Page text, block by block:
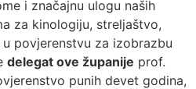
i značajnu ulogu naših
za kinologiju, streljaštvo,
povjerenstvu za izobrazbu
delegat ove županije prof.
punih devet godina,